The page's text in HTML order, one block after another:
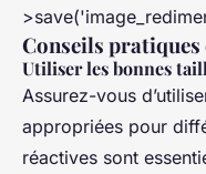
Conseils
Utiliser les bonnes
Assurez-vous
appropriées pour
réactives sont